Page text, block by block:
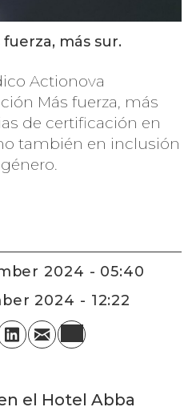
más sur.
Actionova
Más fuerza, más
de certificación en
también en inclusión
2024 - 05:40
2024 - 12:22
el Hotel Abba